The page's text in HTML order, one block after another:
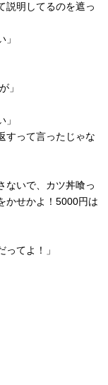
説明してるのを遮っ
」
すって言ったじゃな
ないで、カツ丼喰っ
かせかよ！5000円は
ってよ！」